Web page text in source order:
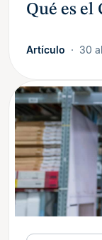
Qué es el
Artículo 30